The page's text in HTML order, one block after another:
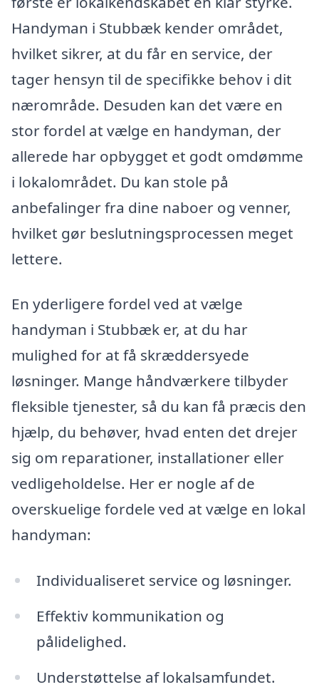
Handyman i Stubbæk kender området,
hvilket sikrer, at du får en service, der
tager hensyn til de specifikke behov i dit
nærområde. Desuden kan det være en
stor fordel at vælge en handyman, der
allerede har opbygget et godt omdømme
i lokalområdet. Du kan stole på
anbefalinger fra dine naboer og venner,
hvilket gør beslutningsprocessen meget
lettere.
En yderligere fordel ved at vælge
handyman i Stubbæk er, at du har
mulighed for at få skræddersyede
løsninger. Mange håndværkere tilbyder
fleksible tjenester, så du kan få præcis den
hjælp, du behøver, hvad enten det drejer
sig om reparationer, installationer eller
vedligeholdelse. Her er nogle af de
overskuelige fordele ved at vælge en lokal
handyman:
Individualiseret service og løsninger.
Effektiv kommunikation og
pålidelighed.
Understøttelse af lokalsamfundet.